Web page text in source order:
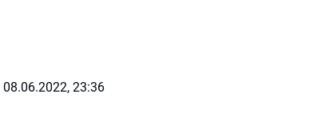
08.06.2022, 23:36